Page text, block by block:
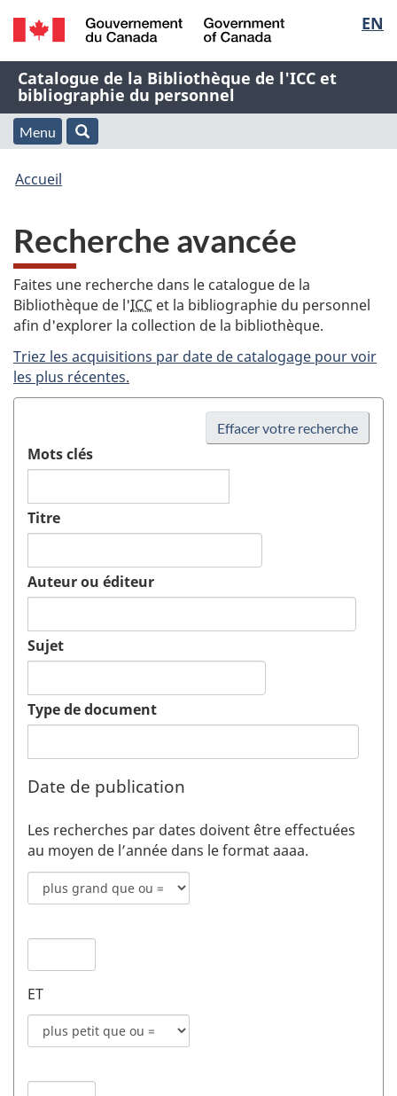
Passer
au
contenu
principal
Passer
à
« À
propos
de
application
Passer
à
la
version
HTML
de
la
EN
/
Government
of
Canada
Nom
de
l'application
Web
Catalogue de la Bibliothèque de l'ICC et
bibliographie du personnel
Menu
et
Menu
Vous
ici
Accueil
Recherche avancée
Faites une recherche dans le catalogue de la
Bibliothèque de l'ICC et la bibliographie du personnel
afin d'explorer la collection de la bibliothèque.
Triez les acquisitions par date de catalogage pour voir
les plus récentes.
Effacer votre recherche
Mots clés
Titre
Auteur ou éditeur
Sujet
Type de document
Date de publication
Les recherches par dates doivent être effectuées
au moyen de l’année dans le format aaaa.
Mode
de
pour
publication
champs
1
Date
1
ET
Mode
de
pour
Date